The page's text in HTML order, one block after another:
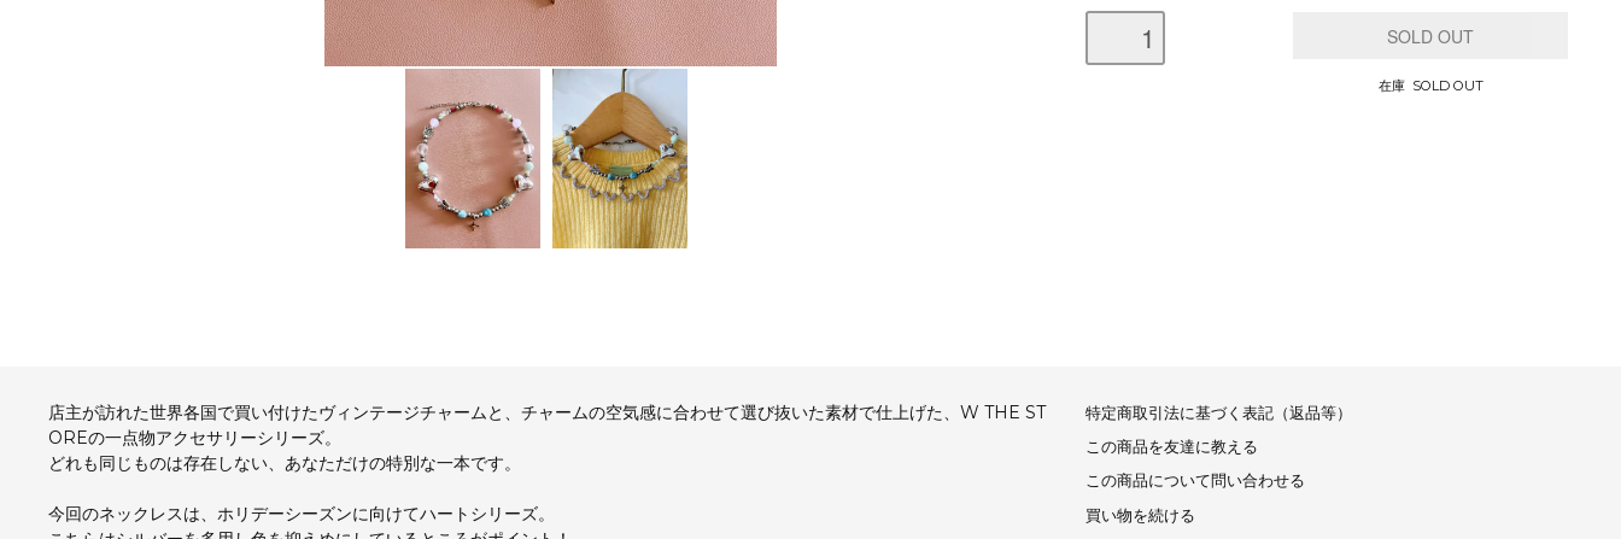
在庫 SOLD OUT
店主が訪れた世界各国で買い付けたヴィンテージチャームと、チャームの空気感に合わせて選び抜いた素材で仕上げた、W THE ST
OREの一点物アクセサリーシリーズ。
どれも同じものは存在しない、あなただけの特別な一本です。
今回のネックレスは、ホリデーシーズンに向けてハートシリーズ。
特定商取引法に基づく表記（返品等）
この商品を友達に教える
この商品について問い合わせる
買い物を続ける